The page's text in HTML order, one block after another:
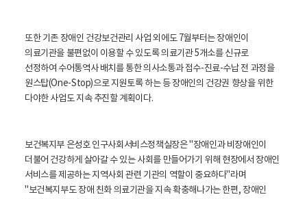
또한 기존 장애인 건강보건관리 사업 외에도 7월부터는 장애인이
의료기관을 불편없이 이용할 수 있도록 의료기관 5개소를 신규로
선정하여 수어통역사 배치를 통한 의사소통과 접수-진료-수납 전 과정을
원스탑(One-Stop)으로 지원토록 하는 등 장애인의 건강권 향상을 위한
다야한 사업도 지속 추진할 계획이다.
보건복지부 은성호 인구사회서비스정책실장은 "장애인과 비장애인이
더불어 건강하게 살아갈 수 있는 사회를 만들어가기 위해 현장에서 장애인
서비스를 제공하는 지역사회 관련 기관의 역할이 중요하다"라며
"보건복지부도 장애 친화 의료기관을 지속 확충해나가는 한편, 장애인